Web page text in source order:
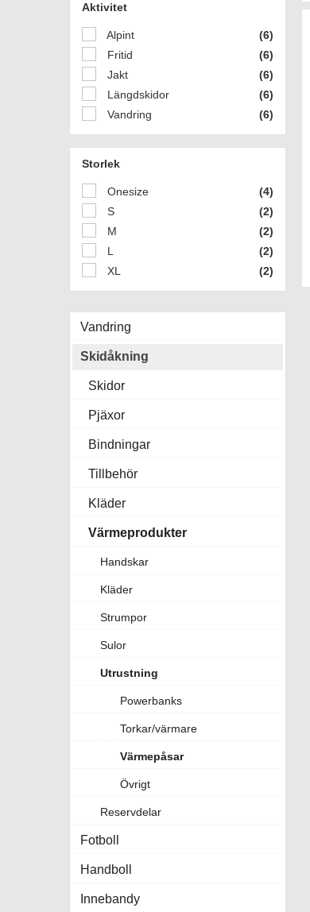
Aktivitet
Alpint
(6)
Fritid
(6)
Jakt
(6)
Längdskidor
(6)
Vandring
(6)
Storlek
Onesize
(4)
S
(2)
M
(2)
L
(2)
XL
(2)
Vandring
Skidåkning
Skidor
Pjäxor
Bindningar
Tillbehör
Kläder
Värmeprodukter
Handskar
Kläder
Strumpor
Sulor
Utrustning
Powerbanks
Torkar/värmare
Värmepåsar
Övrigt
Reservdelar
Fotboll
Handboll
Innebandy